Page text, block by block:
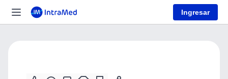
Ingresar